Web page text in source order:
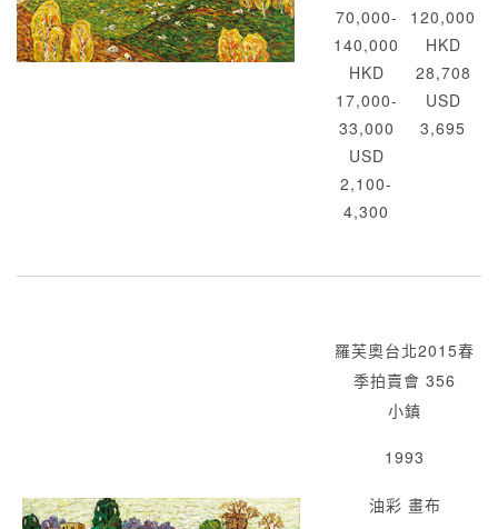
70,000-
140,000
HKD
17,000-
33,000
USD
2,100-
4,300
120,000
HKD
28,708
USD
3,695
羅芙奧台北2015春
季拍賣會 356
小鎮
1993
油彩 畫布